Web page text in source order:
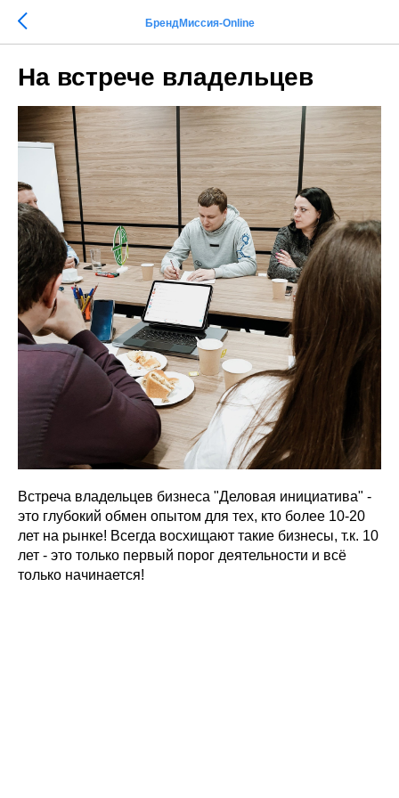
БрендМиссия-Online
На встрече владельцев
Встреча владельцев бизнеса "Деловая инициатива" -
это глубокий обмен опытом для тех, кто более 10-20
лет на рынке! Всегда восхищают такие бизнесы, т.к. 10
лет - это только первый порог деятельности и всё
только начинается!